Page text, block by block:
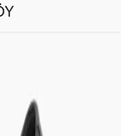
Klasik Loafer